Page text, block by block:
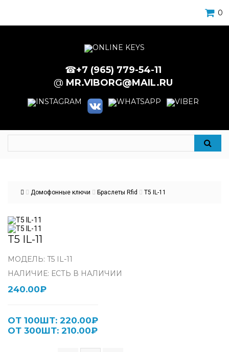
0
☎+7 (965) 779-54-11
@ MR.VIBORG@MAIL.RU
Домофонные ключи Браслеты Rfid T5 IL-11
T5 IL-11
МОДЕЛЬ: T5 IL-11
НАЛИЧИЕ: ЕСТЬ В НАЛИЧИИ
240.00₽
ОТ 100ШТ: 220.00₽
ОТ 300ШТ: 210.00₽